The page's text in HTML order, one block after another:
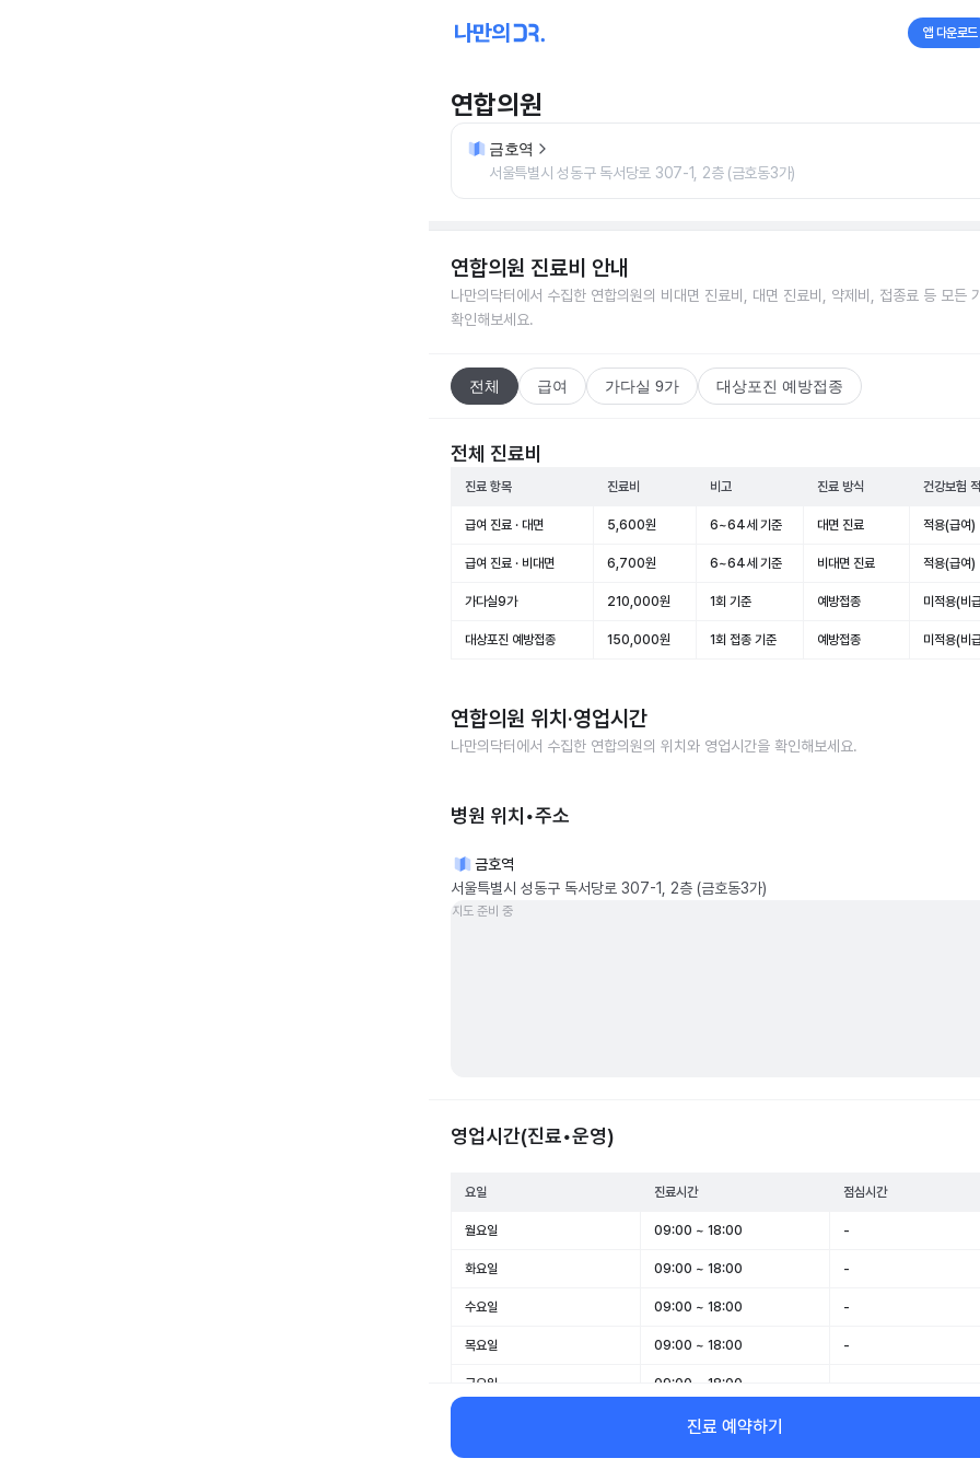
앱 다운로드
연합의원
금호역
서울특별시 성동구 독서당로 307-1, 2층 (금호동3가)
연합의원 진료비 안내
나만의닥터에서 수집한 연합의원의 비대면 진료비, 대면 진료비, 약제비, 접종료 등 모든
확인해보세요.
전체 급여 가다실 9가 대상포진 예방접종
전체 진료비
진료 항목 진료비 비고 진료 방식 건강보험
급여 진료 · 대면 5,600원 6~64세 기준 대면 진료 적용(급여)
급여 진료 · 비대면 6,700원 6~64세 기준 비대면 진료 적용(급여)
가다실9가 210,000원 1회 기준 예방접종 미적용(비
대상포진 예방접종 150,000원 1회 접종 기준 예방접종 미적용(비
연합의원 위치·영업시간
나만의닥터에서 수집한 연합의원의 위치와 영업시간을 확인해보세요.
병원 위치•주소
금호역
서울특별시 성동구 독서당로 307-1, 2층 (금호동3가)
지도 준비 중
영업시간(진료•운영)
요일 진료시간 점심시간
월요일 09:00 ~ 18:00 -
화요일 09:00 ~ 18:00 -
수요일 09:00 ~ 18:00 -
목요일 09:00 ~ 18:00 -
금요일 09:00 ~ 18:00
09:00 ~ 13:00
일요일 휴무 -
진료 예약하기